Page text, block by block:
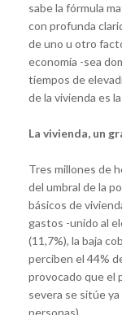
sabe la fórmula
con profunda
de uno u otro
economía -sea
tiempos de
de la vivienda es
La vivienda, un
Tres millones de
del umbral de la
básicos de
gastos -unido al
(11,7%), la baja
perciben el 44%
provocado que el
severa se sitúe